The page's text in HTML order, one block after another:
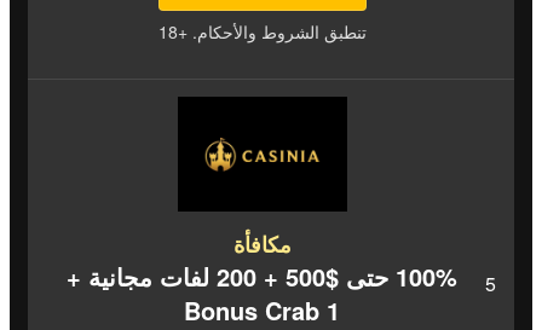
تنطبق الشروط والأحكام. +18
مكافأة
100% حتى $500 + 200 لفات مجانية +
1 Bonus Crab